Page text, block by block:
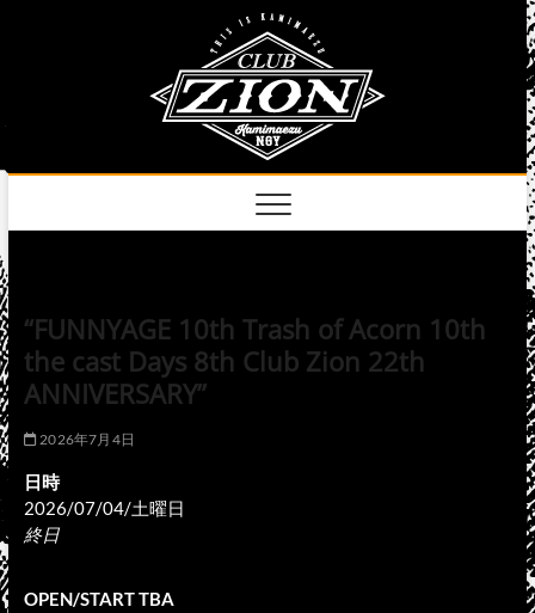
“FUNNYAGE 10th Trash of Acorn 10th
the cast Days 8th Club Zion 22th
ANNIVERSARY”
2026年7月4日
日時
2026/07/04/土曜日
終日
OPEN/START TBA